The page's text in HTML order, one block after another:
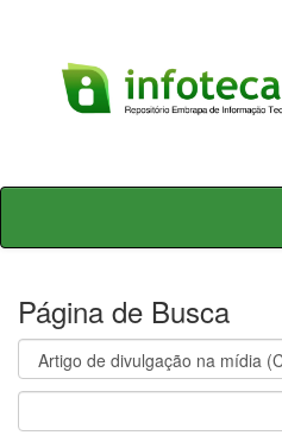
Skip
Página de Busca